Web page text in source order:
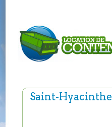
Saint-Hyacinthe